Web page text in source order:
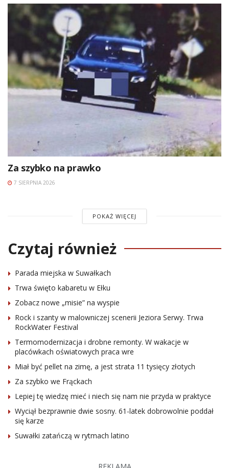
Za szybko na prawko
7 SIERPNIA 2026
POKAŻ WIĘCEJ
Czytaj również
Parada miejska w Suwałkach
Trwa święto kabaretu w Ełku
Zobacz nowe „misie” na wyspie
Rock i szanty w malowniczej scenerii Jeziora Serwy. Trwa
RockWater Festival
Termomodernizacja i drobne remonty. W wakacje w
placówkach oświatowych praca wre
Miał być pellet na zimę, a jest strata 11 tysięcy złotych
Za szybko we Frąckach
Lepiej tę wiedzę mieć i niech się nam nie przyda w praktyce
Wyciął bezprawnie dwie sosny. 61-latek dobrowolnie poddał
się karze
Suwałki zatańczą w rytmach latino